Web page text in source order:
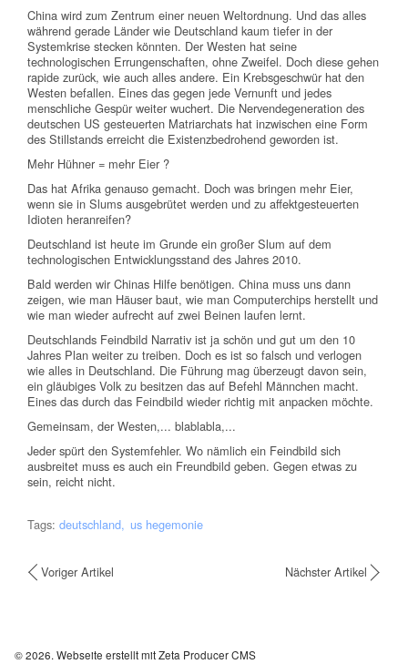
China wird zum Zentrum einer neuen Weltordnung. Und das alles
während gerade Länder wie Deutschland kaum tiefer in der
Systemkrise stecken könnten. Der Westen hat seine
technologischen Errungenschaften, ohne Zweifel. Doch diese gehen
rapide zurück, wie auch alles andere. Ein Krebsgeschwür hat den
Westen befallen. Eines das gegen jede Vernunft und jedes
menschliche Gespür weiter wuchert. Die Nervendegeneration des
deutschen US gesteuerten Matriarchats hat inzwischen eine Form
des Stillstands erreicht die Existenzbedrohend geworden ist.
Mehr Hühner = mehr Eier ?
Das hat Afrika genauso gemacht. Doch was bringen mehr Eier,
wenn sie in Slums ausgebrütet werden und zu affektgesteuerten
Idioten heranreifen?
Deutschland ist heute im Grunde ein großer Slum auf dem
technologischen Entwicklungsstand des Jahres 2010.
Bald werden wir Chinas Hilfe benötigen. China muss uns dann
zeigen, wie man Häuser baut, wie man Computerchips herstellt und
wie man wieder aufrecht auf zwei Beinen laufen lernt.
Deutschlands Feindbild Narrativ ist ja schön und gut um den 10
Jahres Plan weiter zu treiben. Doch es ist so falsch und verlogen
wie alles in Deutschland. Die Führung mag überzeugt davon sein,
ein gläubiges Volk zu besitzen das auf Befehl Männchen macht.
Eines das durch das Feindbild wieder richtig mit anpacken möchte.
Gemeinsam, der Westen,... blablabla,...
Jeder spürt den Systemfehler. Wo nämlich ein Feindbild sich
ausbreitet muss es auch ein Freundbild geben. Gegen etwas zu
sein, reicht nicht.
Tags: deutschland us hegemonie
Voriger Artikel Nächster Artikel
© 2026. Webseite erstellt mit Zeta Producer CMS